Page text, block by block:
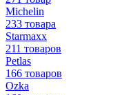
Michelin
233 товара
Starmaxx
211 товаров
Petlas
166 товаров
Ozka